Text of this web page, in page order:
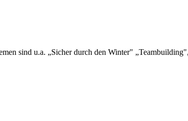
sind u.a. „Sicher durch den Winter"